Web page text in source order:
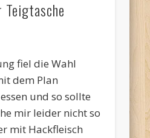
Teigtasche
fiel die Wahl
dem Plan
und so sollte
mir leider nicht so
mit Hackfleisch